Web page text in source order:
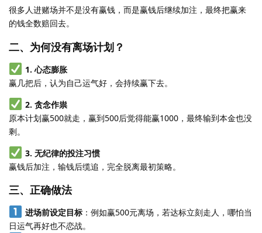
很多人进赌场并不是没有赢钱，而是赢钱后继续加注，最终把赢来
的钱全数赔回去。
二、为何没有离场计划？
1. 心态膨胀
赢几把后，认为自己运气好，会持续赢下去。
2. 贪念作祟
原本计划赢500就走，赢到500后觉得能赢1000，最终输到本金也没
剩。
3. 无纪律的投注习惯
赢钱后加注，输钱后缆追，完全脱离最初策略。
三、正确做法
进场前设定目标：例如赢500元离场，若达标立刻走人，哪怕当
日运气再好也不恋战。